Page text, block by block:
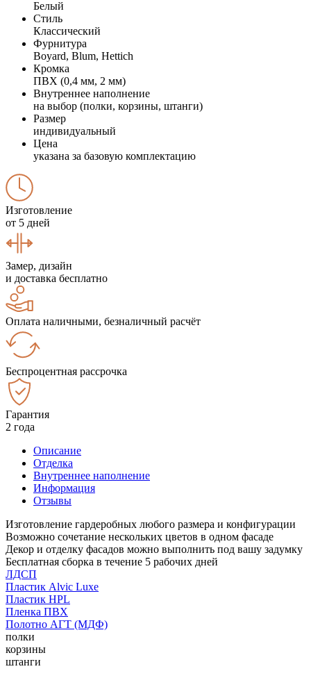
Белый
Стиль
Классический
Фурнитура
Boyard, Blum, Hettich
Кромка
ПВХ (0,4 мм, 2 мм)
Внутреннее наполнение
на выбор (полки, корзины, штанги)
Размер
индивидуальный
Цена
указана за базовую комплектацию
Изготовление
от 5 дней
Замер, дизайн
и доставка бесплатно
Оплата наличными, безналичный расчёт
Беспроцентная рассрочка
Гарантия
2 года
Описание
Отделка
Внутреннее наполнение
Информация
Отзывы
Изготовление гардеробных любого размера и конфигурации
Возможно сочетание нескольких цветов в одном фасаде
Декор и отделку фасадов можно выполнить под вашу задумку
Бесплатная сборка в течение 5 рабочих дней
ЛДСП
Пластик Alvic Luxe
Пластик HPL
Пленка ПВХ
Полотно АГТ (МДФ)
полки
корзины
штанги